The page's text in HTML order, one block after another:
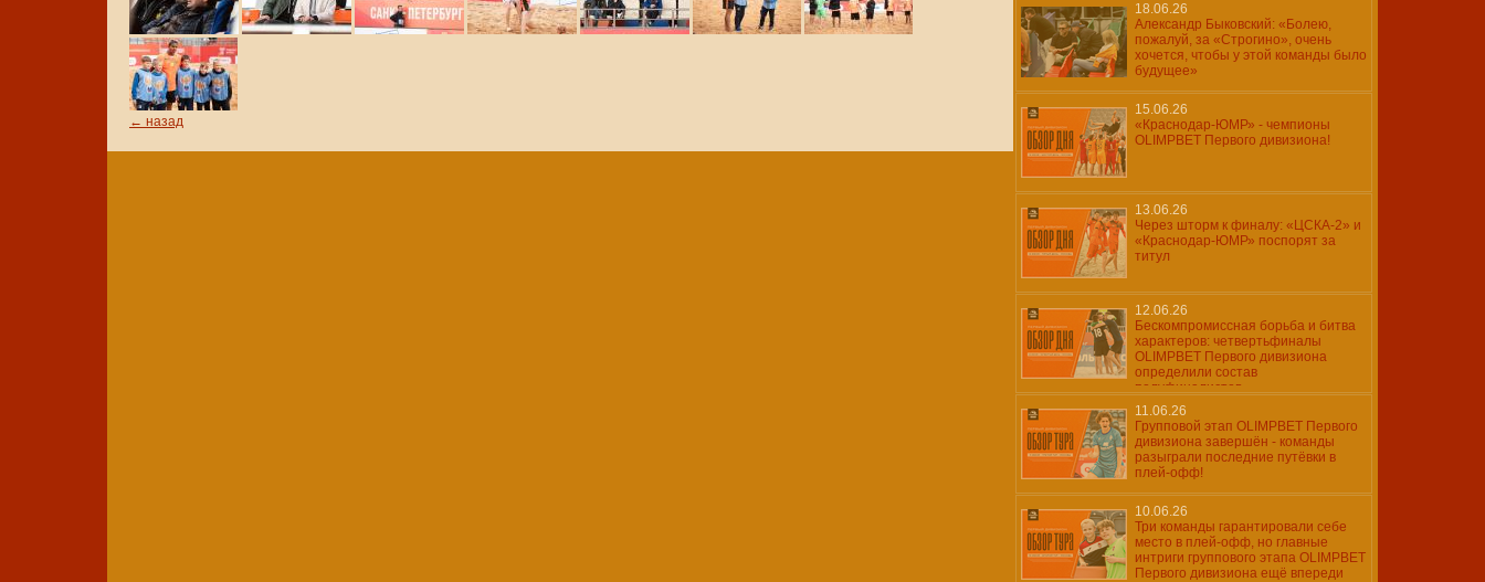
← назад
18.06.26
Александр Быковский: «Болею,
пожалуй, за «Строгино», очень
хочется, чтобы у этой команды было
будущее»
15.06.26
«Краснодар-ЮМР» - чемпионы
OLIMPBET Первого дивизиона!
13.06.26
Через шторм к финалу: «ЦСКА-2» и
«Краснодар-ЮМР» поспорят за
титул
12.06.26
Бескомпромиссная борьба и битва
характеров: четвертьфиналы
OLIMPBET Первого дивизиона
определили состав
полуфиналистов
11.06.26
Групповой этап OLIMPBET Первого
дивизиона завершён - команды
разыграли последние путёвки в
плей-офф!
10.06.26
Три команды гарантировали себе
место в плей-офф, но главные
интриги группового этапа OLIMPBET
Первого дивизиона ещё впереди